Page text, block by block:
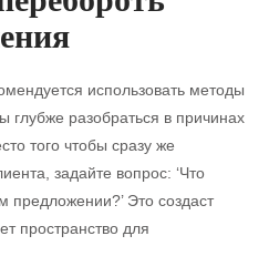
использовать методы
глубже разобраться в причинах
того чтобы сразу же
задайте вопрос: ‘Что
предложении?’ Это создаст
пространство для